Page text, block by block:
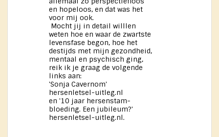
en hopeloos, en dat was het
voor mij ook.
Mocht jij in detail willlen
weten hoe en waar de zwartste
levensfase begon, hoe het
destijds met mijn gezondheid,
mentaal en psychisch ging,
reik ik je graag de volgende
links aan:
'Sonja Cavernom'
hersenletsel-uitleg.nl
en '10 jaar hersenstam-
bloeding. Een jubileum?'
hersenletsel-uitleg.nl.